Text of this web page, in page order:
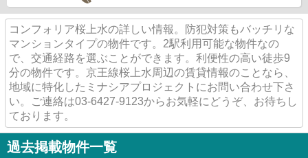
コンフォリア桜上水の詳しい情報。防犯対策もバッチリな
マンションタイプの物件です。2駅利用可能な物件なの
で、交通経路を選ぶことができます。利便性の高い徒歩9
分の物件です。京王線桜上水周辺の賃貸情報のことなら、
地域に特化したミナシアプロジェクトにお問い合わせ下さ
い。ご連絡は03-6427-9123からお気軽にどうぞ、お待ちし
ております。
過去掲載物件一覧